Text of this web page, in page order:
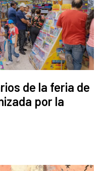
de la feria de
por la